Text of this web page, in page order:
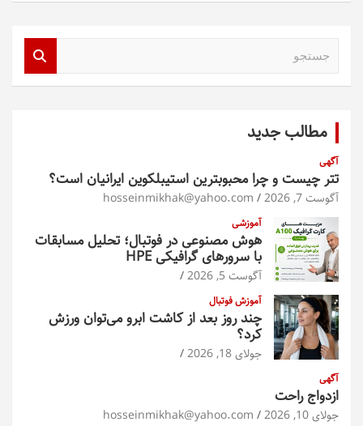
مطالب جدید
آگهی
تتر چیست و چرا محبوبترین استیبلکوین ایرانیان است؟
آگوست 7, 2026 hosseinmikhak@yahoo.com
آموزشی
هوش مصنوعی در فوتبال؛ تحلیل مسابقات
با سرورهای گرافیکی HPE
آگوست 5, 2026
آموزش فوتبال
چند روز بعد از کاشت ابرو می‌توان ورزش
کرد؟
جولای 18, 2026
آگهی
ازدواج راحت
جولای 10, 2026 hosseinmikhak@yahoo.com